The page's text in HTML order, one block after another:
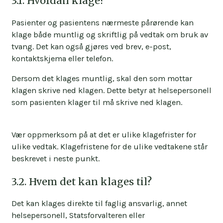
tvungent psykisk helsevern er avsluttet.
vedtaket om tvangsmedisinering, kan ikke
er behandlet. Det er med mindre pasienten vil
lide vesentlig helseskade ved at man venter.
Det innebærer at det er en alvorlig og akutt
risiko for at pasientens helsetilstand forverres
betydelig, for eksempel ved selvmordsforsøk
eller alvorlig selvbeskadigelse.
Både pasienten og nærmeste pårørende kan
Ved klage på vedtak om tvangsbehandling har
man rett på gratis advokatbistand.
Pasienter og pasientens nærmeste pårørende kan
klage både muntlig og skriftlig på vedtak om bruk av
tvang. Det kan også gjøres ved brev, e-post,
kontaktskjema eller telefon.
Dersom det klages muntlig, skal den som mottar
klagen skrive ned klagen. Dette betyr at helsepersonell
som pasienten klager til må skrive ned klagen.
Vær oppmerksom på at det er ulike klagefrister for
ulike vedtak. Klagefristene for de ulike vedtakene står
beskrevet i neste punkt.
3.2. Hvem det kan klages til?
Det kan klages direkte til faglig ansvarlig, annet
helsepersonell, Statsforvalteren eller